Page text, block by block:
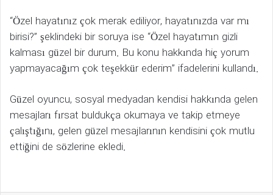
“Özel hayatınız çok merak ediliyor, hayatınızda var mı
birisi?” şeklindeki bir soruya ise “Özel hayatımın gizli
kalması güzel bir durum. Bu konu hakkında hiç yorum
yapmayacağım çok teşekkür ederim” ifadelerini kullandı.
Güzel oyuncu, sosyal medyadan kendisi hakkında gelen
mesajları fırsat buldukça okumaya ve takip etmeye
çalıştığını, gelen güzel mesajlarının kendisini çok mutlu
ettiğini de sözlerine ekledi.